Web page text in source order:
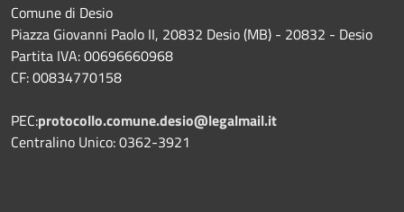
Comune di Desio
Piazza Giovanni Paolo II, 20832 Desio (MB) - 20832 - Desio
Partita IVA: 00696660968
CF: 00834770158
PEC:protocollo.comune.desio@legalmail.it
Centralino Unico: 0362-3921